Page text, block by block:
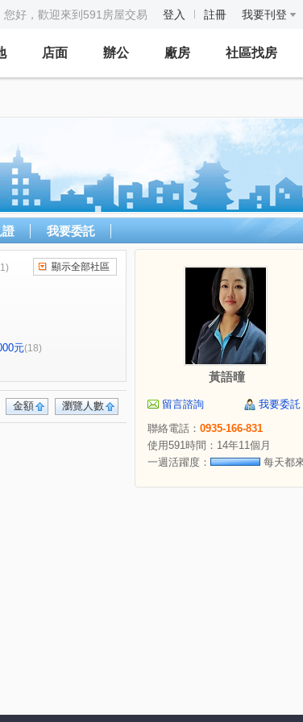
您好，歡迎來到591房屋交易 登入 註冊 我要刊登
店面 辦公 廠房 社區找房
證 我要委託
顯示全部社區
元(18)
瀏覽人數
金額
黃語曈
留言諮詢
我要委託
聯絡電話： 0935-166-831
使用591時間：14年11個月
一週活躍度：
每天都